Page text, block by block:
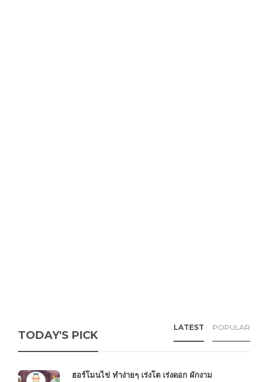
TODAY'S PICK
LATEST POPULAR
ฮอร์โมนไข่ ทำง่ายๆ เร่งโต เร่งดอก ผักงาม